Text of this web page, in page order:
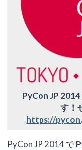
PyCon JP
す！
https://
PyCon JP 2014 で